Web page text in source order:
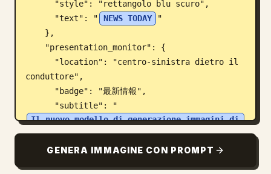
      "text": "
NEWS TODAY
"
conduttore",
      "subtitle": "
Il nuovo modello di generazione immagini di
GENERA IMMAGINE CON PROMPT